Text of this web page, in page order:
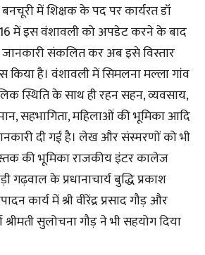
में शिक्षक के पद पर कार्यरत डॉ
में इस वंशावली को अपडेट करने के बाद
संकलित कर अब इसे विस्तार
किया है। वंशावली में सिमलना मल्ला गांव
स्थिति के साथ ही रहन सहन, व्यवसाय,
सहभागिता, महिलाओं की भूमिका आदि
दी गई है। लेख और संस्मरणों को भी
की भूमिका राजकीय इंटर कालेज
गढ़वाल के प्रधानाचार्य बुद्धि प्रकाश
कार्य में श्री वीरेंद्र प्रसाद गौड़ और
श्रीमती सुलोचना गौड़ ने भी सहयोग दिया